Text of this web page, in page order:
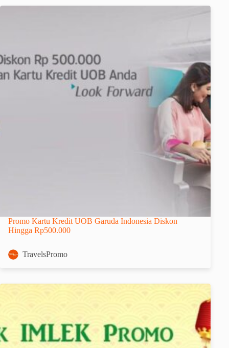
Promo Kartu Kredit UOB Garuda Indonesia Diskon
Hingga Rp500.000
TravelsPromo